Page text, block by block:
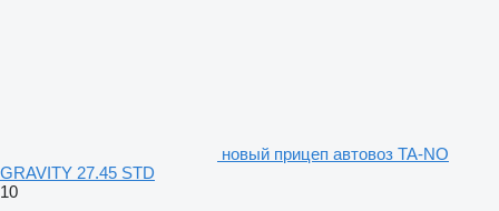
новый прицеп автовоз TA-NO
GRAVITY 27.45 STD
10